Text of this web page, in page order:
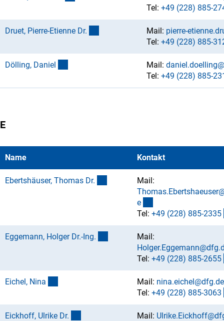
Tel: +49 (228) 885-
Druet, Pierre-Etienne Dr. (externer Link)Mail: pierre-
Tel: +49 (228) 885-
Dölling, Daniel Mail:
Tel: +49 (228) 885-
E
Name Kontakt
Ebertshäuser, Thomas Dr. (externer Link)
Mail:
e
Tel:+49 (228) 885-2335
Eggemann, Holger Dr.-Ing. (externer Link)
Mail:
Tel:+49 (228) 885-2655
Eichel, Nina Mail: nina.eichel@dfg.de
Tel:+49 (228) 885-3063
Eickhoff, Ulrike Dr. Mail: